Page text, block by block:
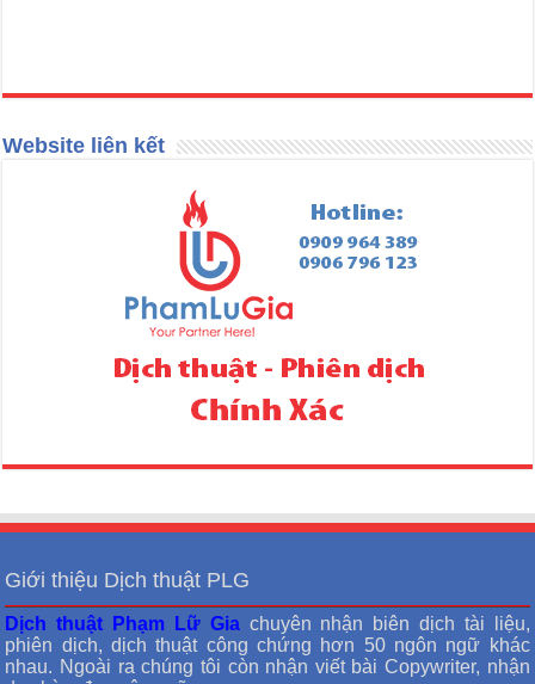
Website liên kết
Giới thiệu Dịch thuật PLG
Dịch thuật Phạm Lữ Giachuyên nhận biên dịch tài liệu,
phiên dịch, dịch thuật công chứng hơn 50 ngôn ngữ khác
nhau. Ngoài ra chúng tôi còn nhận viết bài Copywriter, nhận